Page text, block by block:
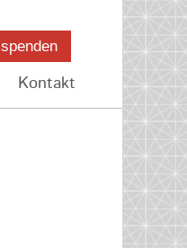
Kontakt